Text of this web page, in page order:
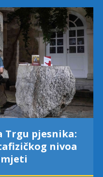
Trgu pjesnika:
nivoa